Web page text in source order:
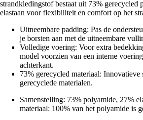
strandkledingstof bestaat uit 73% gerecycled
elastaan voor flexibiliteit en comfort op het
Uitneembare padding: Pas de
je borsten aan met de uitneembare
Volledige voering: Voor extra
model voorzien van een interne
achterkant.
73% gerecycled materiaal: Innovatieve
gerecyclede materialen.
Samenstelling: 73% polyamide, 27%
materiaal: 100% van het polyamide is